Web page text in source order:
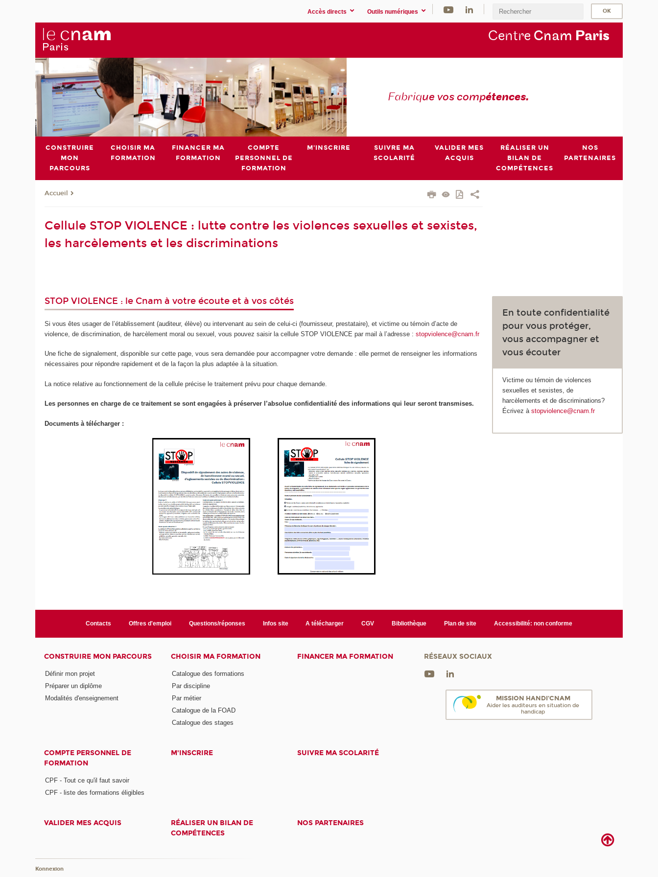
Accès directs Outils numériques
Centre Cnam Paris
Fabrique vos compétences.
CONSTRUIRE
MON
PARCOURS
CHOISIR MA
FORMATION
FINANCER MA
FORMATION
COMPTE
PERSONNEL DE
FORMATION
M'INSCRIRE
SUIVRE MA
SCOLARITÉ
VALIDER MES
ACQUIS
RÉALISER UN
BILAN DE
COMPÉTENCES
NOS
PARTENAIRES
Accueil
Cellule STOP VIOLENCE : lutte contre les violences sexuelles et sexistes,
les harcèlements et les discriminations
STOP VIOLENCE : le Cnam à votre écoute et à vos côtés
Si vous êtes usager de l’établissement (auditeur, élève) ou intervenant au sein de celui-ci (fournisseur, prestataire), et victime ou témoin d’acte de
violence, de discrimination, de harcèlement moral ou sexuel, vous pouvez saisir la cellule STOP VIOLENCE par mail à l’adresse :stopviolence@cnam.fr
Une fiche de signalement, disponible sur cette page, vous sera demandée pour accompagner votre demande : elle permet de renseigner les informations
nécessaires pour répondre rapidement et de la façon la plus adaptée à la situation.
La notice relative au fonctionnement de la cellule précise le traitement prévu pour chaque demande.
Les personnes en charge de ce traitement se sont engagées à préserver l’absolue confidentialité des informations qui leur seront transmises.
Documents à télécharger :
En toute confidentialité
pour vous protéger,
vous accompagner et
vous écouter
Victime ou témoin de violences
sexuelles et sexistes, de
harcèlements et de discriminations?
Écrivez àstopviolence@cnam.fr
Contacts Offres d'emploi Questions/réponses Infos site A télécharger CGV Bibliothèque Plan de site Accessibilité: non conforme
CONSTRUIRE MON PARCOURS
Définir mon projet
Préparer un diplôme
Modalités d'enseignement
CHOISIR MA FORMATION
Catalogue des formations
Par discipline
Par métier
Catalogue de la FOAD
Catalogue des stages
FINANCER MA FORMATION
COMPTE PERSONNEL DE
FORMATION
CPF - Tout ce qu'il faut savoir
CPF - liste des formations éligibles
M'INSCRIRE SUIVRE MA SCOLARITÉ
VALIDER MES ACQUIS
RÉALISER UN BILAN DE
COMPÉTENCES
NOS PARTENAIRES
RÉSEAUX SOCIAUX
MISSION HANDI'CNAM
Aider les auditeurs en situation de
handicap
Konnexion